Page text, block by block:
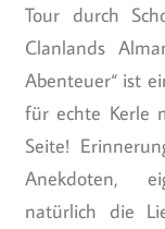
Tour durch
Clanlands
Abenteuer“ ist
für echte Kerle
Seite!
Anekdoten,
natürlich die